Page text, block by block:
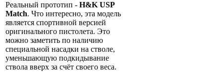
Реальный прототип - H&K USP
Match. Что интересно, эта модель
является спортивной версией
оригинального пистолета. Это
можно заметить по наличию
специальной насадки на стволе,
уменьшающую подкидывание
ствола вверх за счёт своего веса.